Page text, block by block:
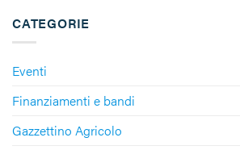
CATEGORIE
Eventi
Finanziamenti e bandi
Gazzettino Agricolo